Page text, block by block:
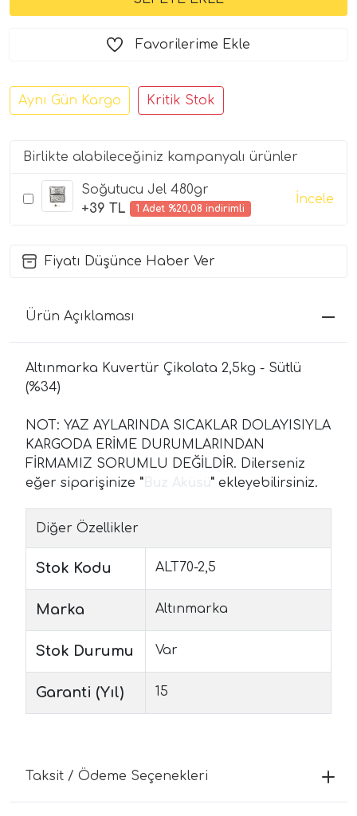
Favorilerime Ekle
Aynı Gün Kargo Kritik Stok
Birlikte alabileceğiniz kampanyalı ürünler
Soğutucu Jel 480gr
+39 TL
1 Adet %20,08 indirimli
İncele
Fiyatı Düşünce Haber Ver
Ürün Açıklaması
Altınmarka Kuvertür Çikolata 2,5kg - Sütlü
(%34)
NOT: YAZ AYLARINDA SICAKLAR DOLAYISIYLA
KARGODA ERİME DURUMLARINDAN
FİRMAMIZ SORUMLU DEĞİLDİR. Dilerseniz
eğer siparişinize " " ekleyebilirsiniz.
Diğer Özellikler
Stok Kodu ALT70-2,5
Marka Altınmarka
Stok Durumu Var
Garanti (Yıl) 15
Taksit / Ödeme Seçenekleri